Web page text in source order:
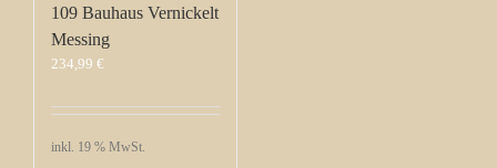
109 Bauhaus Vernickelt
Messing
234,99 €
inkl. 19 % MwSt.